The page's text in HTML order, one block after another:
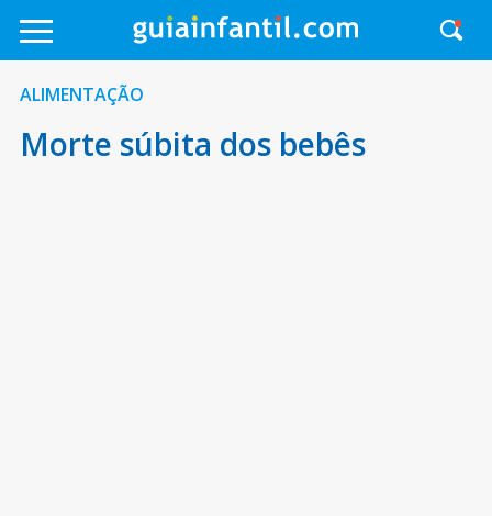
ALIMENTAÇÃO
Morte súbita dos bebês